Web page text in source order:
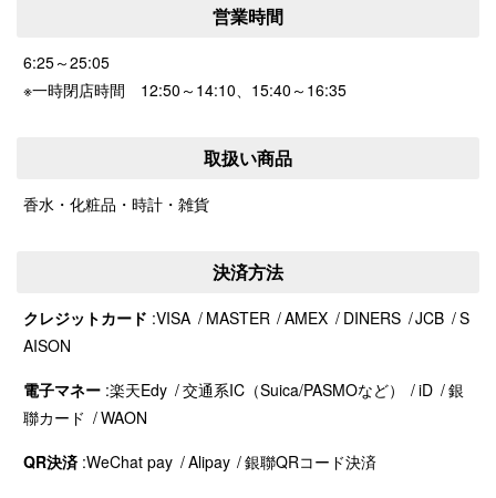
営業時間
6:25～25:05
※一時閉店時間 12:50～14:10、15:40～16:35
取扱い商品
香水・化粧品・時計・雑貨
決済方法
クレジットカード VISA MASTER AMEX DINERS JCB
S
AISON
電子マネー 楽天Edy 交通系IC（Suica/PASMOなど） iD
銀
聯カード
WAON
QR決済 WeChat pay Alipay 銀聯QRコード決済